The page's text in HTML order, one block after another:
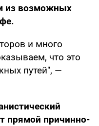
из возможных
и много
что это
путей", —
прямой причинно-